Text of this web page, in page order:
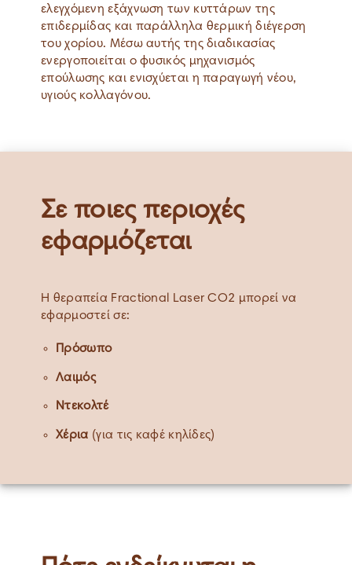
ελεγχόμενη εξάχνωση των κυττάρων της
επιδερμίδας και παράλληλα θερμική διέγερση
του χορίου. Μέσω αυτής της διαδικασίας
ενεργοποιείται ο φυσικός μηχανισμός
επούλωσης και ενισχύεται η παραγωγή νέου,
υγιούς κολλαγόνου.
Σε ποιες περιοχές
εφαρμόζεται
Η θεραπεία Fractional Laser CO2 μπορεί να
εφαρμοστεί σε:
Πρόσωπο
Λαιμός
Ντεκολτέ
Χέρια (για τις καφέ κηλίδες)